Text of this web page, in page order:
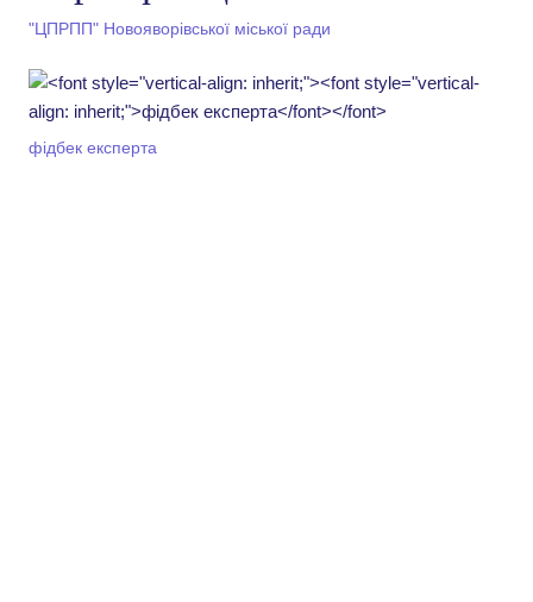
"ЦПРПП" Новояворівської міської ради
фідбек експерта